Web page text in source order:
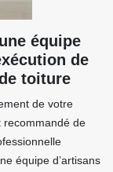
équipe
de
toiture
de votre
recommandé de
équipe d’artisans